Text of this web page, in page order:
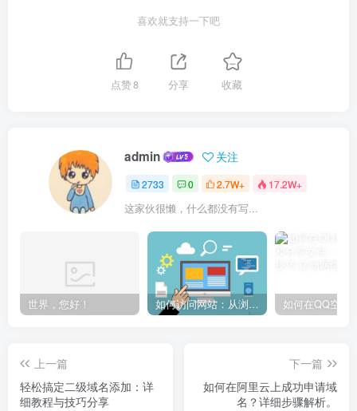
喜欢就支持一下吧
点赞8 分享 收藏
admin 关注
2733 0 2.7W+ 17.2W+
这家伙很懒，什么都没有写...
世界，您好！ 如何访问网站：从浏览器输入到页面加载的完整步骤详解
上一篇
轻松搞定二级域名添加：详
细教程与技巧分享
下一篇
如何在阿里云上成功申请域
名？详细步骤解析。